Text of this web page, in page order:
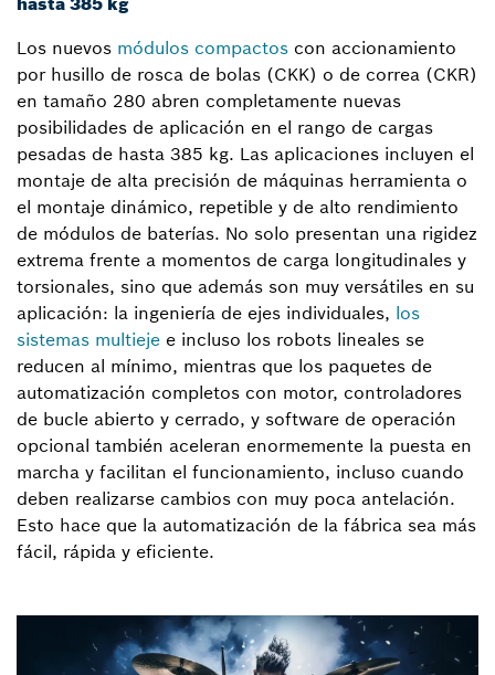
Los nuevos módulos compactos con accionamiento
por husillo de rosca de bolas (CKK) o de correa (CKR)
en tamaño 280 abren completamente nuevas
posibilidades de aplicación en el rango de cargas
pesadas de hasta 385 kg. Las aplicaciones incluyen el
montaje de alta precisión de máquinas herramienta o
el montaje dinámico, repetible y de alto rendimiento
de módulos de baterías. No solo presentan una rigidez
extrema frente a momentos de carga longitudinales y
torsionales, sino que además son muy versátiles en su
aplicación: la ingeniería de ejes individuales, los
sistemas multieje e incluso los robots lineales se
reducen al mínimo, mientras que los paquetes de
automatización completos con motor, controladores
de bucle abierto y cerrado, y software de operación
opcional también aceleran enormemente la puesta en
marcha y facilitan el funcionamiento, incluso cuando
deben realizarse cambios con muy poca antelación.
Esto hace que la automatización de la fábrica sea más
fácil, rápida y eficiente.